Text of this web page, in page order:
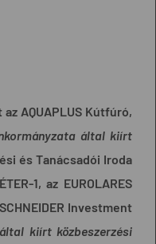
AQUAPLUS Kútfúró,
által kiírt
és Tanácsadói Iroda
1, az EUROLARES
Investment
kiírt közbeszerzési